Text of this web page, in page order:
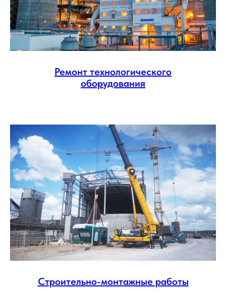
Ремонт технологического
оборудования
Строительно-монтажные работы